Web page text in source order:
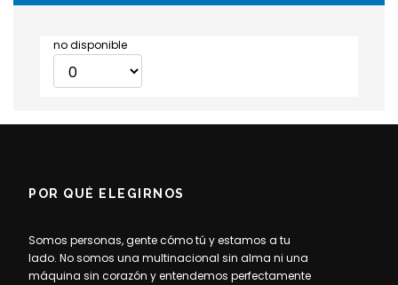
no disponible
POR QUÉ ELEGIRNOS
Somos personas, gente cómo tú y estamos a tu
lado. No somos una multinacional sin alma ni una
máquina sin corazón y entendemos perfectamente